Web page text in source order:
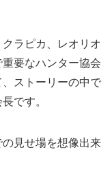
ラピカ、レオリオ
要なハンター協会
ストーリーの中で
です。
見せ場を想像出来